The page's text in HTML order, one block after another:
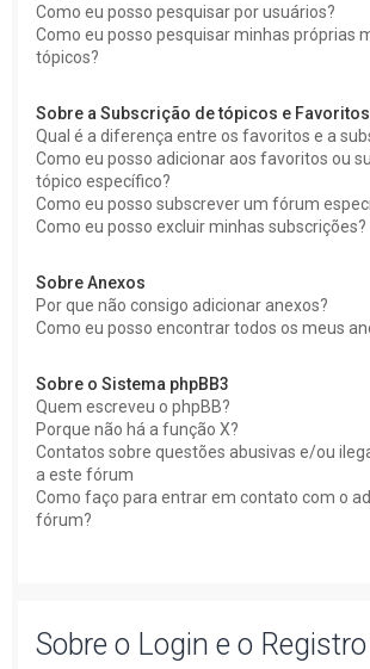
Como eu posso pesquisar por usuários?
Como eu posso pesquisar minhas próprias
tópicos?
Sobre a Subscrição de tópicos e Favoritos
Qual é a diferença entre os favoritos e a
Como eu posso adicionar aos favoritos ou
tópico específico?
Como eu posso subscrever um fórum
Como eu posso excluir minhas subscrições?
Sobre Anexos
Por que não consigo adicionar anexos?
Como eu posso encontrar todos os meus
Sobre o Sistema phpBB3
Quem escreveu o phpBB?
Porque não há a função X?
Contatos sobre questões abusivas e/ou
a este fórum
Como faço para entrar em contato com o
fórum?
Sobre o Login e o Registro